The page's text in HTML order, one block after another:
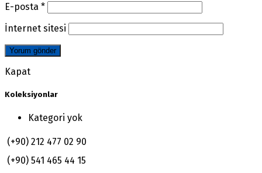
E-posta *
İnternet sitesi
Kapat
Koleksiyonlar
Kategori yok
(+90) 212 477 02 90
(+90) 541 465 44 15